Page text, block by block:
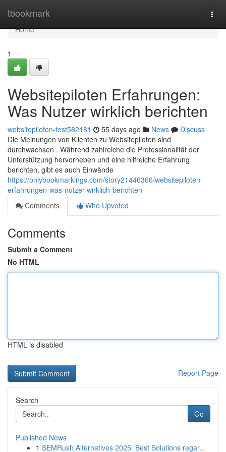
tbookmark
Home
Home
1
Websitepiloten Erfahrungen:
Was Nutzer wirklich berichten
websitepiloten-test582181 55 days ago News
Discuss
Die Meinungen von Klienten zu Websitepiloten sind
durchwachsen . Während zahlreiche die Professionalität der
Unterstützung hervorheben und eine hilfreiche Erfahrung
berichten, gibt es auch Einwände
https://onlybookmarkings.com/story21446366/websitepiloten-
erfahrungen-was-nutzer-wirklich-berichten
Comments
Who Upvoted
Comments
Submit a Comment
No HTML
HTML is disabled
Report Page
Search
Go
Published News
1 SEMRush Alternatives 2025: Best Solutions regar...